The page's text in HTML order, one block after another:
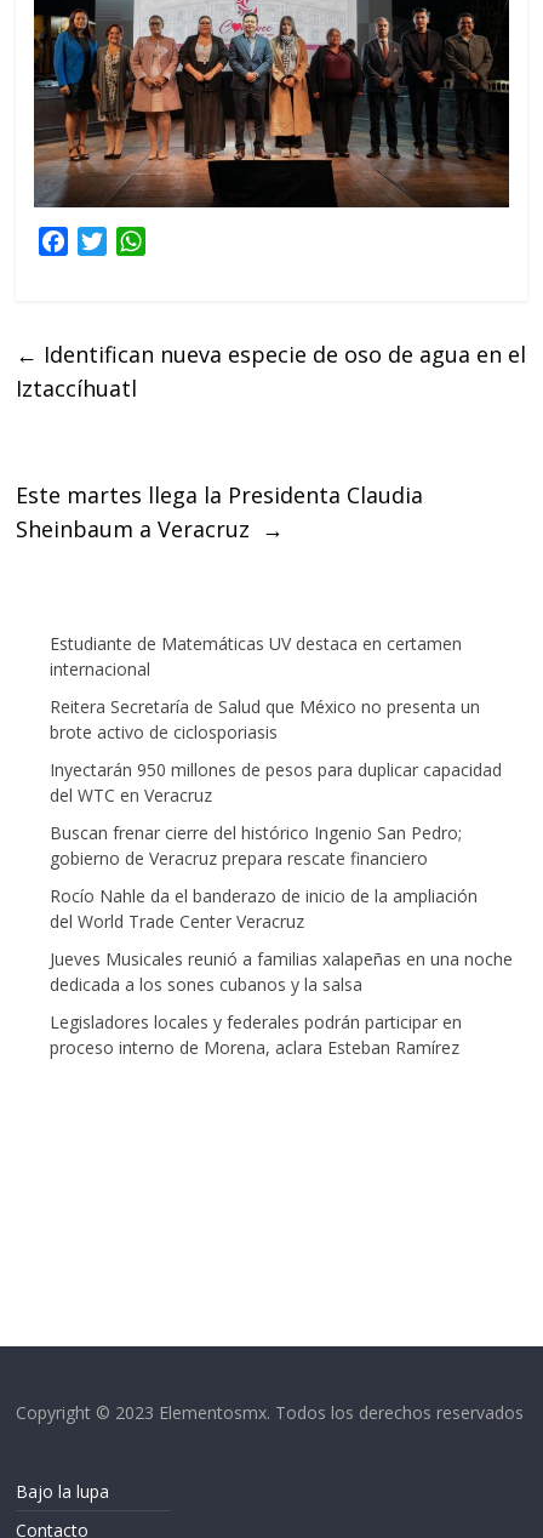
b
o
T
t
e
s
← Identifican nueva especie de oso de agua en el
Iztaccíhuatl
Este martes llega la Presidenta Claudia
Sheinbaum a Veracruz →
Estudiante de Matemáticas UV destaca en certamen
internacional
Reitera Secretaría de Salud que México no presenta un
brote activo de ciclosporiasis
Inyectarán 950 millones de pesos para duplicar capacidad
del WTC en Veracruz
Buscan frenar cierre del histórico Ingenio San Pedro;
gobierno de Veracruz prepara rescate financiero
Rocío Nahle da el banderazo de inicio de la ampliación
del World Trade Center Veracruz
Jueves Musicales reunió a familias xalapeñas en una noche
dedicada a los sones cubanos y la salsa
Legisladores locales y federales podrán participar en
proceso interno de Morena, aclara Esteban Ramírez
Copyright © 2023 Elementosmx. Todos los derechos reservados
Bajo la lupa
Contacto